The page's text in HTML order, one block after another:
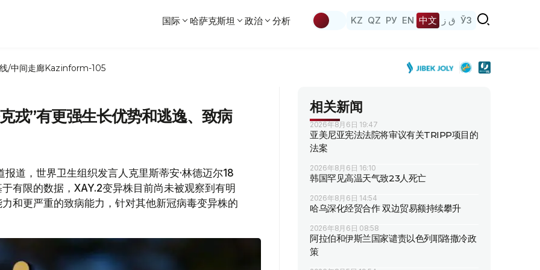
国际 哈萨克斯坦 政治 分析 KZ QZ РУ EN 中文 ق ز ЎЗ
/中间走廊Kazinform-105
戎”有更强生长优势和逃逸、致病
道，世界卫生组织发言人克里斯蒂安·林德迈尔18
有限的数据，XAY.2变异株目前尚未被观察到有明
和更严重的致病能力，针对其他新冠病毒变异株的
相关新闻
2026年8月6日 19:47
亚美尼亚宪法法院将审议有关TRIPP项目的
法案
2026年8月6日 16:10
韩国罕见高温天气致23人死亡
2026年8月6日 14:54
哈乌深化经贸合作 双边贸易额持续攀升
2026年8月6日 08:58
阿拉伯和伊斯兰国家谴责以色列耶路撒冷政
策